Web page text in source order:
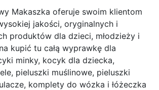
Makaszka oferuje swoim klientom
jakości, oryginalnych i
produktów dla dzieci, młodzieży i
kupić tu całą wyprawkę dla
minky, kocyk dla dziecka,
pieluszki muślinowe, pieluszki
komplety do wózka i łóżeczka